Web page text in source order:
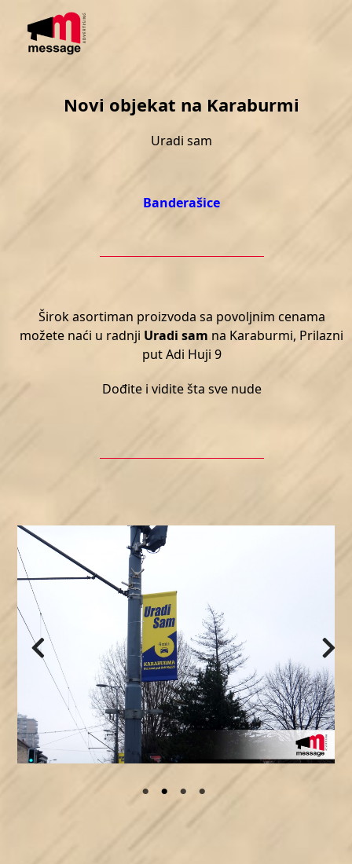
content
Open
mobile
Close
mobile
Novi objekat na Karaburmi
Uradi sam
Banderašice
Širok asortiman proizvoda sa povoljnim cenama
možete naći u radnji Uradi sam na Karaburmi, Prilazni
put Adi Huji 9
Dođite i vidite šta sve nude